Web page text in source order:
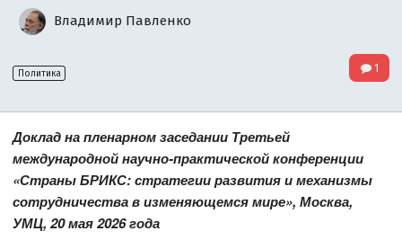
Владимир Павленко
Политика 1
Доклад на пленарном заседании Третьей
международной научно-практической конференции
«Страны БРИКС: стратегии развития и механизмы
сотрудничества в изменяющемся мире», Москва,
УМЦ, 20 мая 2026 года